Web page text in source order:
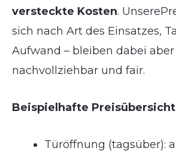
versteckte Kosten.
sich nach Art des Einsatzes,
Aufwand – bleiben dabei
nachvollziehbar und fair.
Beispielhafte
Türöffnung (tagsüber):